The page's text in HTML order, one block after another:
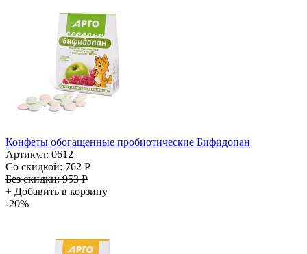
Конфеты обогащенные пробиотические Бифидопан
Артикул: 0612
Со скидкой: 762 Р
Без скидки:953 Р
+ Добавить в корзину
-20%